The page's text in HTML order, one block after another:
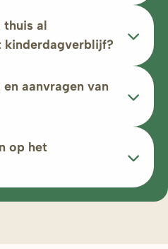
thuis al
kinderdagverblijf?
aanvragen van
op het